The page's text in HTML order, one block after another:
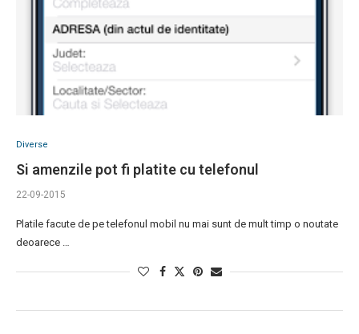
Diverse
Si amenzile pot fi platite cu telefonul
22-09-2015
Platile facute de pe telefonul mobil nu mai sunt de mult timp o noutate
deoarece …